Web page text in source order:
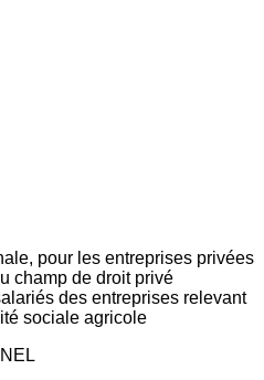
pour les entreprises privées
champ de droit privé
des entreprises relevant
sociale agricole